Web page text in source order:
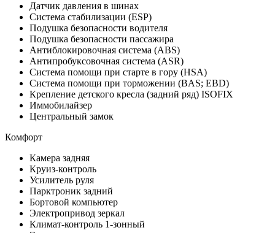
Датчик давления в шинах
Система стабилизации (ESP)
Подушка безопасности водителя
Подушка безопасности пассажира
Антиблокировочная система (ABS)
Антипробуксовочная система (ASR)
Система помощи при старте в гору (HSA)
Система помощи при торможении (BAS; EBD)
Крепление детского кресла (задний ряд) ISOFIX
Иммобилайзер
Центральный замок
Комфорт
Камера задняя
Круиз-контроль
Усилитель руля
Парктроник задний
Бортовой компьютер
Электропривод зеркал
Климат-контроль 1-зонный